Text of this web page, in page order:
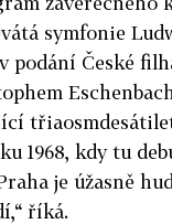
symfonie
podání České
1968, kdy tu
je úžasně
říká.